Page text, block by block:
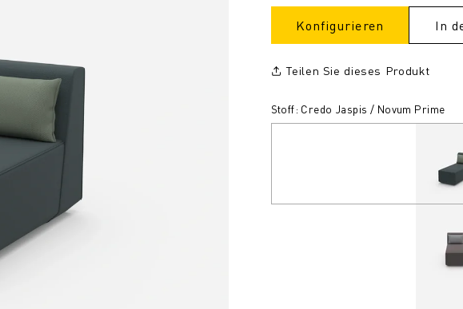
Konfigurieren In
Teilen Sie dieses Produkt
Stoff: Credo Jaspis / Novum Prime